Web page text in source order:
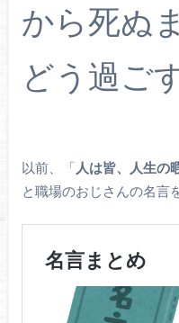
から死ぬ
どう過ご
以前、「 人は皆、人生の
と職場のおじさんの名言